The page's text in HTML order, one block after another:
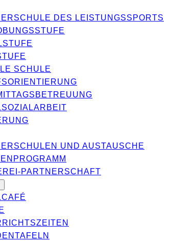
DES LEISTUNGSSPORTS
SCHULE
UND AUSTAUSCHE
PARTNERSCHAFT